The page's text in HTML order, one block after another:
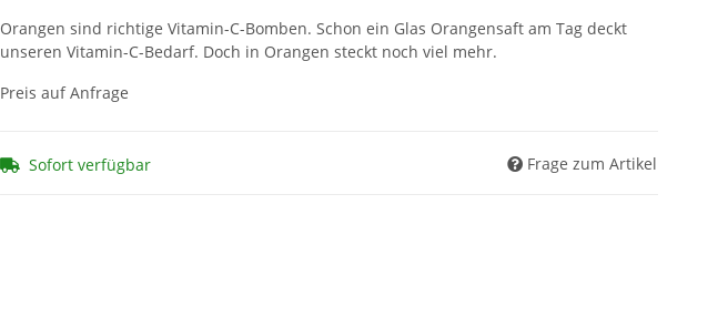
Orangen sind richtige Vitamin-C-Bomben. Schon ein Glas Orangensaft am Tag deckt
unseren Vitamin-C-Bedarf. Doch in Orangen steckt noch viel mehr.
Preis auf Anfrage
Sofort verfügbar Frage zum Artikel